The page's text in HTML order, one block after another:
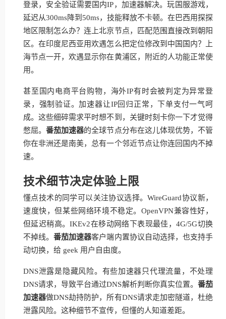
登录，安全验证需要国内IP，加速器解决。玩国服游戏，
延迟从300ms降到50ms，技能释放不卡顿。在巴西用探探
地区限制怎么办？连上北京节点，匹配范围直接改到朝阳
区。在印度尼西亚用欢遇怎么把定位修改到中国国内？上
海节点一开，欢遇显示你在黄浦区，附近的人功能正常使
用。
甚至国内电商平台购物，海外IP有时会被判定为异常登
录，强制验证。加速器让IP回归正常，下单支付一气呵
成。这些细碎需求平时想不到，关键时刻卡你一下才觉得
憋屈。番茄加速器的全球节点分布在这儿体现优势，不管
你在非洲还是南美，总有一个邻近节点让你连回国内不掉
速。
技术细节决定体验上限
懂点技术的同学可以关注协议选择。WireGuard协议新，
速度快，但某些网络环境不稳定。OpenVPN兼容性好，
但延迟稍高。IKEv2在移动网络下表现最佳，4G/5G切换
不掉线。番茄加速器客户端内置协议自动选择，也支持手
动切换，给 geek 用户自由度。
DNS泄露是隐藏风险。有些加速器只代理流量，不处理
DNS请求，导致平台通过DNS解析判断你真实位置。 番茄
加速器做DNS劫持防护，所有DNS请求走加密隧道，杜绝
泄露风险。这种细节不宣传，但懂的人知道差距。